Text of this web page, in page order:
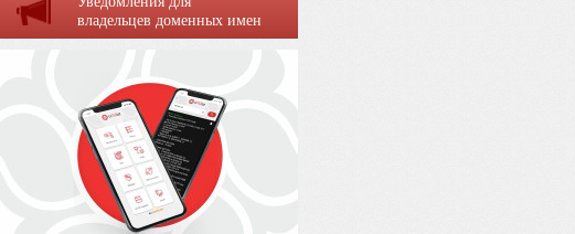
владельцев доменных имен